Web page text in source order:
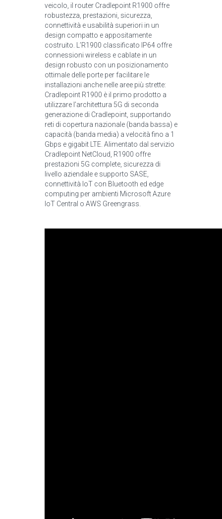
veicolo, il router Cradlepoint R1900 offre
robustezza, prestazioni, sicurezza,
connettività e usabilità superiori in un
design compatto e appositamente
costruito. L’R1900 classificato IP64 offre
connessioni wireless e cablate in un
design robusto con un posizionamento
ottimale delle porte per facilitare le
installazioni anche nelle aree più strette:
Cradlepoint R1900 è il primo prodotto a
utilizzare l’architettura 5G di seconda
generazione di Cradlepoint, supportando
reti di copertura nazionale (banda bassa) e
capacità (banda media) a velocità fino a 1
Gbps e gigabit LTE. Alimentato dal servizio
Cradlepoint NetCloud, R1900 offre
prestazioni 5G complete, sicurezza di
livello aziendale e supporto SASE,
connettività IoT con Bluetooth ed edge
computing per ambienti Microsoft Azure
IoT Central o AWS Greengrass.